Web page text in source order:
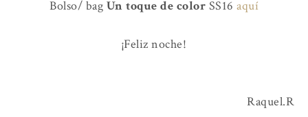
Bolso/ bag Un toque de color SS16 aquí
¡Feliz noche!
Raquel.R